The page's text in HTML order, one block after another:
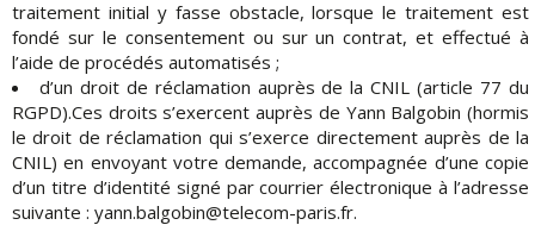
traitement initial y fasse obstacle, lorsque le traitement est
fondé sur le consentement ou sur un contrat, et effectué à
l’aide de procédés automatisés ;
d’un droit de réclamation auprès de la CNIL (article 77 du
RGPD).Ces droits s’exercent auprès de Yann Balgobin (hormis
le droit de réclamation qui s’exerce directement auprès de la
CNIL) en envoyant votre demande, accompagnée d’une copie
d’un titre d’identité signé par courrier électronique à l’adresse
suivante : yann.balgobin@telecom-paris.fr.